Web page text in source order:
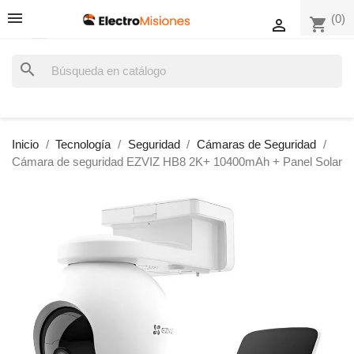
shopping_cart (0)

search
Inicio Tecnología Seguridad
Cámaras de Seguridad
Cámara de seguridad EZVIZ HB8 2K+ 10400mAh + Panel Solar